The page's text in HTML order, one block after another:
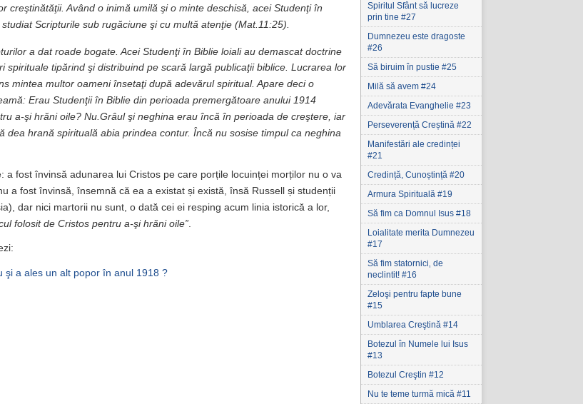
creştinătăţii. Având o inimă umilă şi o minte deschisă, acei Studenţi în
Scripturile sub rugăciune şi cu multă atenţie (Mat.11:25).
a dat roade bogate. Acei Studenţi în Biblie loiali au demascat doctrine
spirituale tipărind şi distribuind pe scară largă publicaţii biblice. Lucrarea lor
mintea multor oameni însetaţi după adevărul spiritual. Apare deci o
Erau Studenţii în Biblie din perioada premergătoare anului 1914
a-şi hrăni oile? Nu.Grâul şi neghina erau încă în perioada de creştere, iar
dea hrană spirituală abia prindea contur. Încă nu sosise timpul ca neghina
a fost învinsă adunarea lui Cristos pe care porțile locuinței morților nu o va
a fost învinsă, însemnă că ea a existat și există, însă Russell și studenții
dar nici martorii nu sunt, o dată cei ei resping acum linia istorică a lor,
folosit de Cristos pentru a-şi hrăni oile”
şi a ales un alt popor în anul 1918 ?
Spiritul Sfânt să lucreze
prin tine #27
Dumnezeu este dragoste
#26
Să biruim în pustie #25
Milă să avem #24
Adevărata Evanghelie #23
Perseverență Creștină #22
Manifestări ale credinței
#21
Credință, Cunoștință #20
Armura Spirituală #19
Să fim ca Domnul Isus #18
Loialitate merita Dumnezeu
#17
Să fim statornici‚ de
neclintit! #16
Zeloşi pentru fapte bune
#15
Umblarea Creştină #14
Botezul în Numele lui Isus
#13
Botezul Creştin #12
Nu te teme turmă mică #11